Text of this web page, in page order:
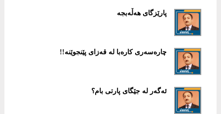
پارێزگای هەڵەبجە
چارەسەری كارەبا لە قەزای پێنجوێنە!!
ئەگەر لە جێگای پارتی بام؟